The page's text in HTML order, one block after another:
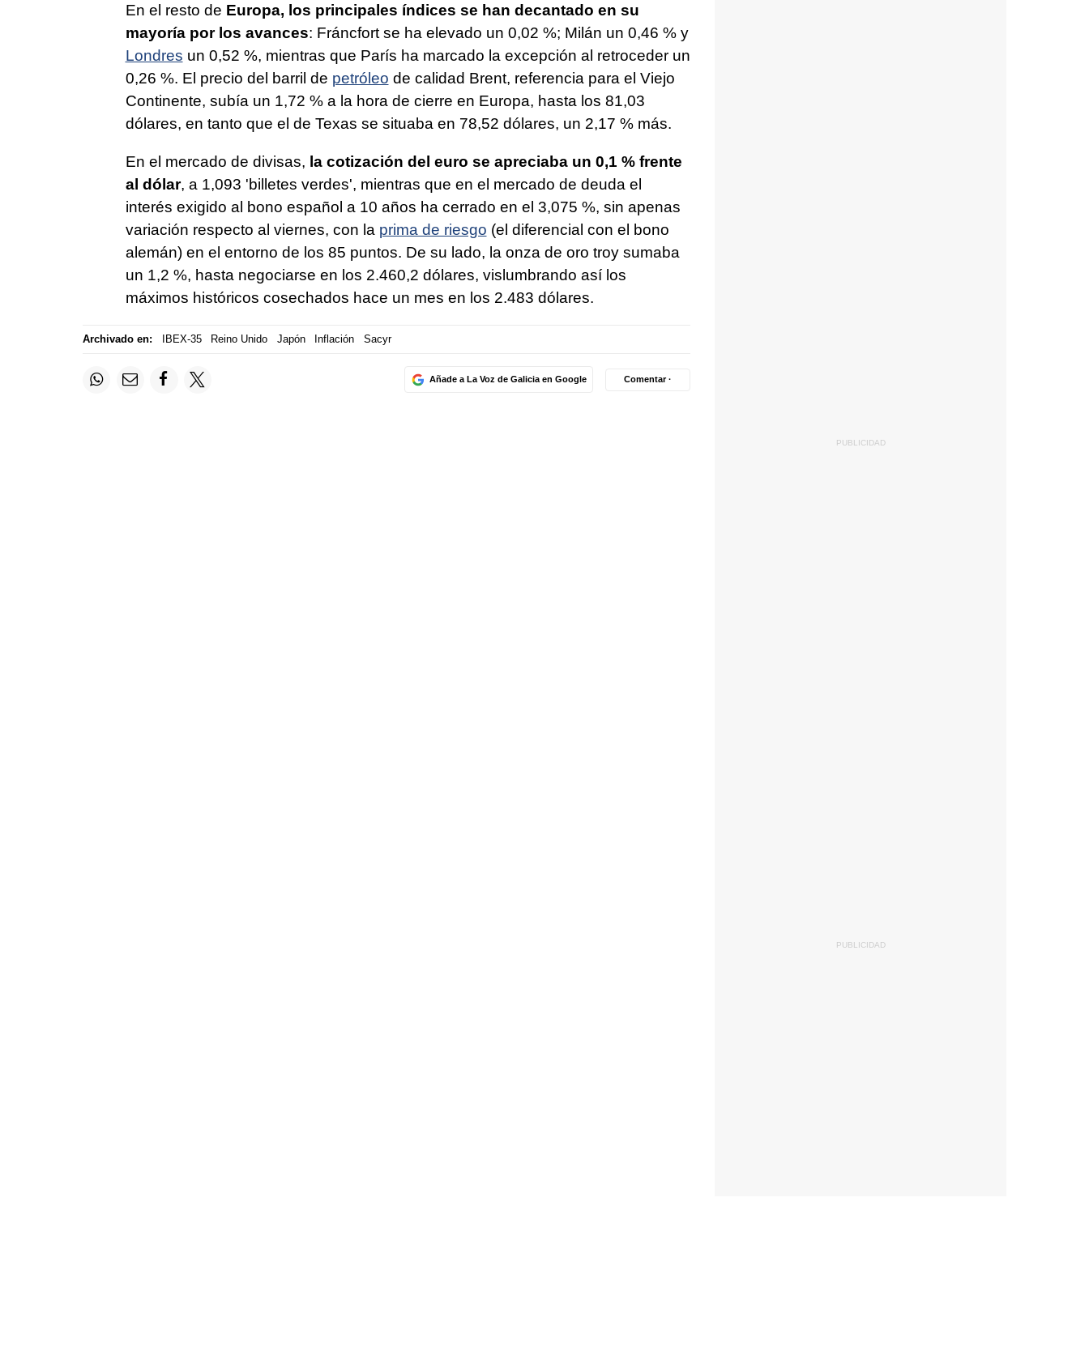
En el resto de Europa, los principales índices se han decantado en su
mayoría por los avances: Fráncfort se ha elevado un 0,02 %; Milán un 0,46 % y
Londres un 0,52 %, mientras que París ha marcado la excepción al retroceder un
0,26 %. El precio del barril de petróleo de calidad Brent, referencia para el Viejo
Continente, subía un 1,72 % a la hora de cierre en Europa, hasta los 81,03
dólares, en tanto que el de Texas se situaba en 78,52 dólares, un 2,17 % más.
En el mercado de divisas, la cotización del euro se apreciaba un 0,1 % frente
al dólar, a 1,093 'billetes verdes', mientras que en el mercado de deuda el
interés exigido al bono español a 10 años ha cerrado en el 3,075 %, sin apenas
variación respecto al viernes, con la prima de riesgo (el diferencial con el bono
alemán) en el entorno de los 85 puntos. De su lado, la onza de oro troy sumaba
un 1,2 %, hasta negociarse en los 2.460,2 dólares, vislumbrando así los
máximos históricos cosechados hace un mes en los 2.483 dólares.
Archivado en: IBEX-35 Reino Unido Japón Inflación Sacyr
Añade a La Voz de Galicia en Google Comentar ·